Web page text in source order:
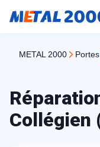
METAL 2000 portes
Collégien